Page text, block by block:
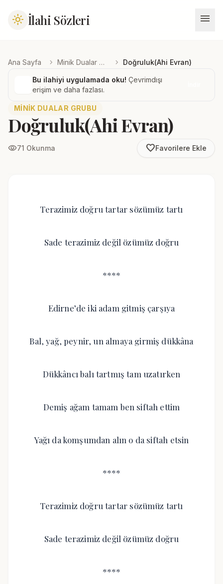
light_mode İlahi Sözleri menu
Ana Sayfa chevron_right Minik Dualar Grubu chevron_right Doğruluk(Ahi Evran)
Bu ilahiyi uygulamada oku! Çevrimdışı
erişim ve daha fazlası.
MINIK DUALAR GRUBU
Doğruluk(Ahi Evran)
visibility71 Okunma favorite_borderFavorilere Ekle
Terazimiz doğru tartar sözümüz tartı
Sade terazimiz değil özümüz doğru
****
Edirne’de iki adam gitmiş çarşıya
Bal, yağ, peynir, un almaya girmiş dükkâna
Dükkâncı balı tartmış tam uzatırken
Demiş ağam tamam ben siftah ettim
Yağı da komşumdan alın o da siftah etsin
****
Terazimiz doğru tartar sözümüz tartı
Sade terazimiz değil özümüz doğru
****